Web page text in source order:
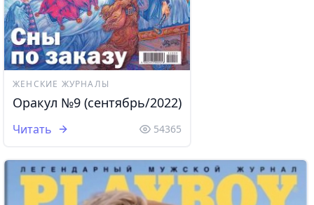
ЖЕНСКИЕ ЖУРНАЛЫ
Оракул №9 (сентябрь/2022)
Читать 54365